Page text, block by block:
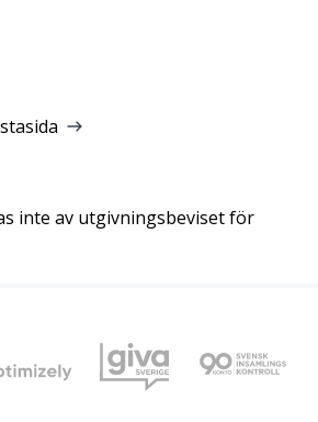
inte av utgivningsbeviset för